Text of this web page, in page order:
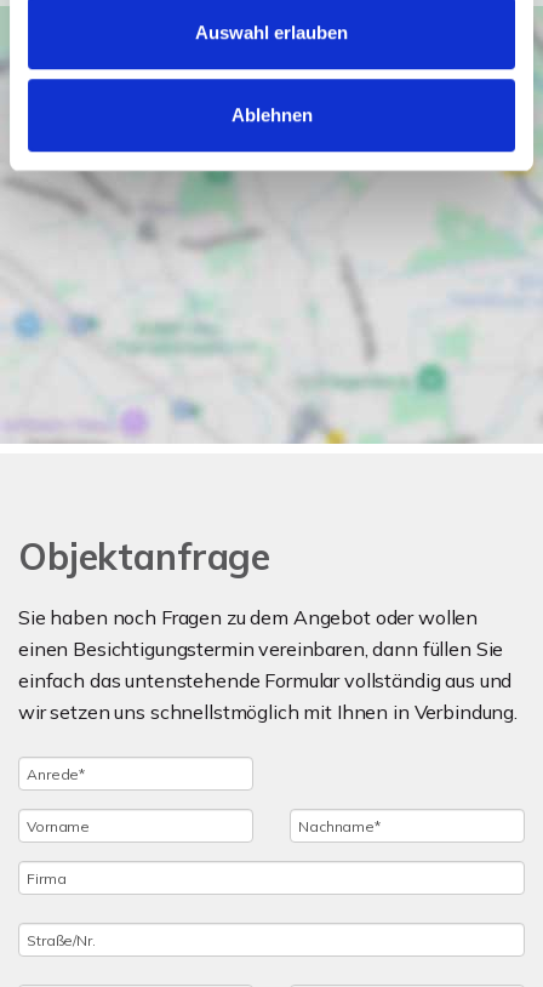
Auswahl erlauben
Ablehnen
Objektanfrage
Sie haben noch Fragen zu dem Angebot oder wollen
einen Besichtigungstermin vereinbaren, dann füllen Sie
einfach das untenstehende Formular vollständig aus und
wir setzen uns schnellstmöglich mit Ihnen in Verbindung.